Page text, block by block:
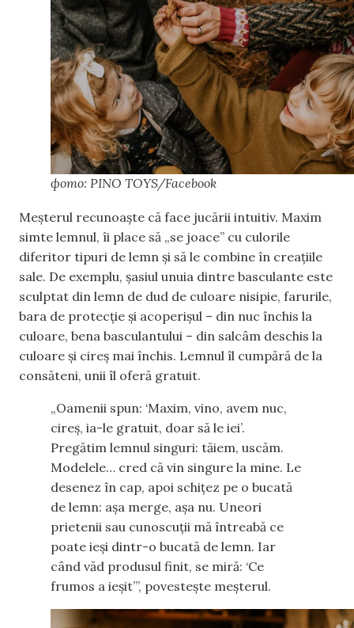
фото: PINO TOYS/Facebook
Meșterul recunoaște că face jucării intuitiv. Maxim
simte lemnul, îi place să „se joace” cu culorile
diferitor tipuri de lemn și să le combine în creațiile
sale. De exemplu, șasiul unuia dintre basculante este
sculptat din lemn de dud de culoare nisipie, farurile,
bara de protecție și acoperișul – din nuc închis la
culoare, bena basculantului – din salcâm deschis la
culoare și cireș mai închis. Lemnul îl cumpără de la
consăteni, unii îl oferă gratuit.
„Oamenii spun: ‘Maxim, vino, avem nuc,
cireș, ia-le gratuit, doar să le iei’.
Pregătim lemnul singuri: tăiem, uscăm.
Modelele… cred că vin singure la mine. Le
desenez în cap, apoi schițez pe o bucată
de lemn: așa merge, așa nu. Uneori
prietenii sau cunoscuții mă întreabă ce
poate ieși dintr-o bucată de lemn. Iar
când văd produsul finit, se miră: ‘Ce
frumos a ieșit’”, povestește meșterul.